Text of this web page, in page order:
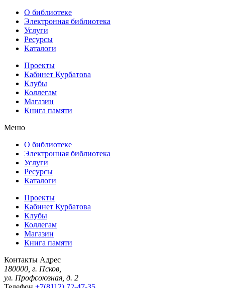
О библиотеке
Электронная библиотека
Услуги
Ресурсы
Каталоги
Проекты
Кабинет Курбатова
Клубы
Коллегам
Магазин
Книга памяти
Меню
О библиотеке
Электронная библиотека
Услуги
Ресурсы
Каталоги
Проекты
Кабинет Курбатова
Клубы
Коллегам
Магазин
Книга памяти
Контакты Адрес
180000, г. Псков,
ул. Профсоюзная, д. 2